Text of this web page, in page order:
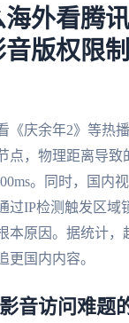
外看腾
版权限
《庆余年2》等热
点，物理距离导致
。同时，国内
过IP检测触发区域
本原因。据统计，
更国内内容。
音访问难题